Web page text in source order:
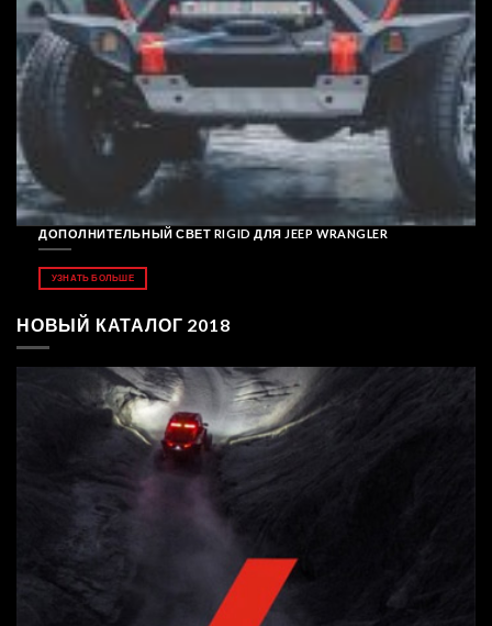
ДОПОЛНИТЕЛЬНЫЙ СВЕТ RIGID ДЛЯ JEEP WRANGLER
УЗНАТЬ БОЛЬШЕ
НОВЫЙ КАТАЛОГ 2018